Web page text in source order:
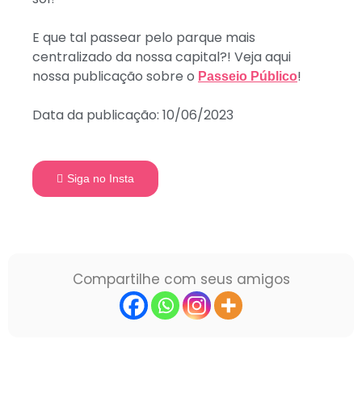
E que tal passear pelo parque mais
centralizado da nossa capital?! Veja aqui
nossa publicação sobre o Passeio Público!
Data da publicação: 10/06/2023
Siga no Insta
Compartilhe com seus amigos